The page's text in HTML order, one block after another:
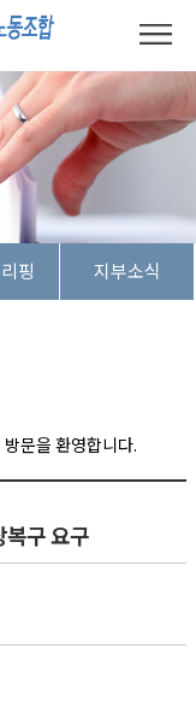
핑 지부소식
문을 환영합니다.
구 요구